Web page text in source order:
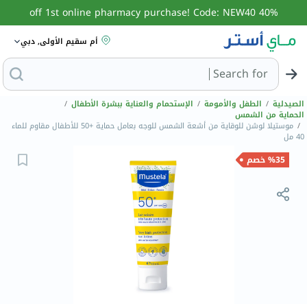
40% off 1st online pharmacy purchase! Code: NEW40
أم سقيم الأولى, دبي
Search forالبحث عن مزيل عرق
الصيدلية / الطفل والأمومة / الإستحمام والعناية ببشرة الأطفال /
الحماية من الشمس
/ موستيلا لوشن للوقاية من أشعة الشمس للوجه بعامل حماية +50 للأطفال مقاوم للماء
40 مل
%35 خصم